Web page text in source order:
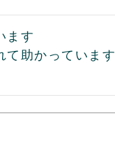
ます
て助かっています